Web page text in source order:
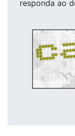
responda ao